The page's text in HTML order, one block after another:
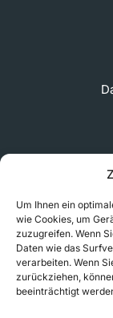
Um Ihnen ein
wie Cookies, um
zuzugreifen. Wenn
Daten wie das
verarbeiten. Wenn
zurückziehen,
beeinträchtigt
© 2026